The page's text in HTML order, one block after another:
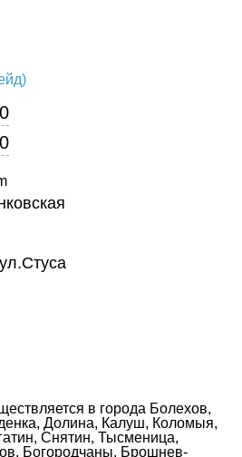
в города Болехов,
Долина, Калуш, Коломыя,
Снятин, Тысменица,
Богородчаны, Брошнев-